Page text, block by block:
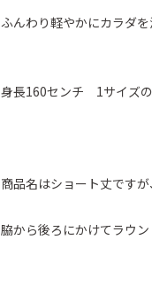
ふんわり軽やかにカラダを
身長160センチ 1サイズ
商品名はショート丈ですが
脇から後ろにかけてラウ